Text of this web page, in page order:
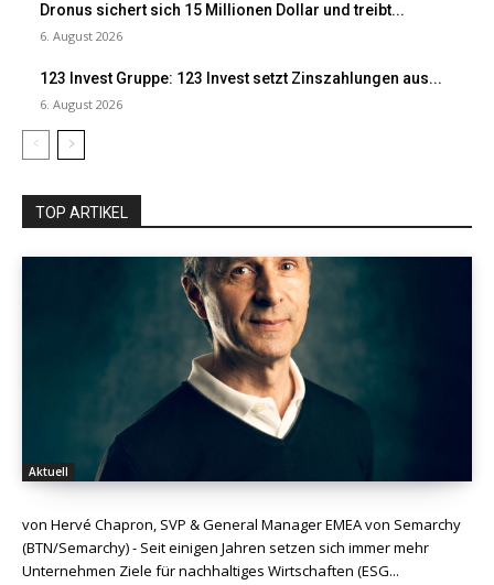
Dronus sichert sich 15 Millionen Dollar und treibt...
6. August 2026
123 Invest Gruppe: 123 Invest setzt Zinszahlungen aus...
6. August 2026
TOP ARTIKEL
Aktuell
von Hervé Chapron, SVP & General Manager EMEA von Semarchy
(BTN/Semarchy) - Seit einigen Jahren setzen sich immer mehr
Unternehmen Ziele für nachhaltiges Wirtschaften (ESG...